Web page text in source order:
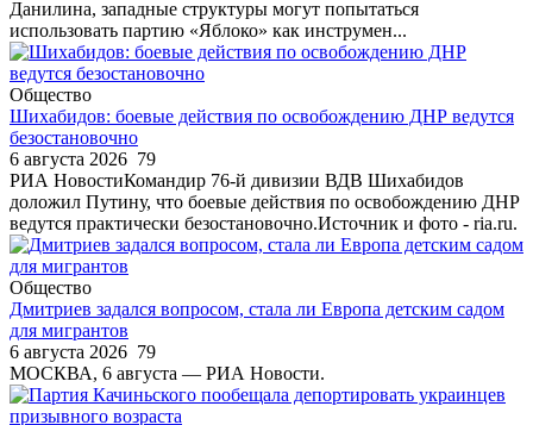
Данилина, западные структуры могут попытаться
использовать партию «Яблоко» как инструмен...
Общество
Шихабидов: боевые действия по освобождению ДНР ведутся
безостановочно
6 августа 2026 79
РИА НовостиКомандир 76-й дивизии ВДВ Шихабидов
доложил Путину, что боевые действия по освобождению ДНР
ведутся практически безостановочно.Источник и фото - ria.ru.
Общество
Дмитриев задался вопросом, стала ли Европа детским садом
для мигрантов
6 августа 2026 79
МОСКВА, 6 августа — РИА Новости.